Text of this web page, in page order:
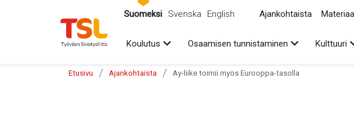
Suomeksi Svenska English Ajankohtaista
Koulutus Avaa alavalikko
Osaamisen tunnistaminen Avaa alavalikko
Kulttuuri
Etusivu / Ajankohtaista / Ay-liike toimii myös Eurooppa-tasolla